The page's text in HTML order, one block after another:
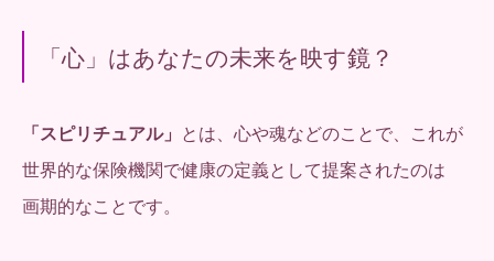
「心」はあなたの未来を映す鏡？
「スピリチュアル」
とは、心や魂などのことで、これが
世界的な保険機関で健康の定義として提案されたのは
画期的なことです。